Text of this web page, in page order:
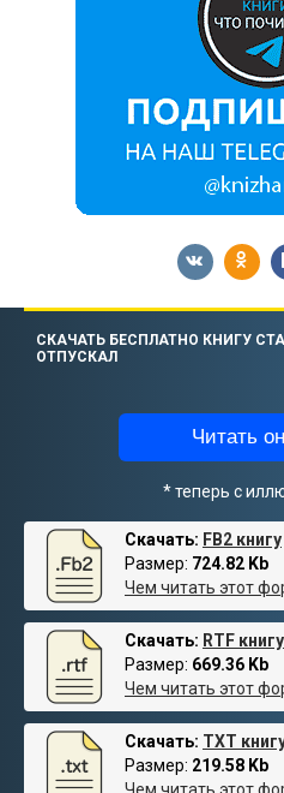
СКАЧАТЬ БЕСПЛАТНО КНИГУ
ОТПУСКАЛ
Читать
* теперь с
Скачать: FB2 книгу
Размер: 724.82 Kb
Чем читать этот
Скачать: RTF книгу
Размер: 669.36 Kb
Чем читать этот
Скачать: TXT
Размер: 219.58 Kb
Чем читать этот